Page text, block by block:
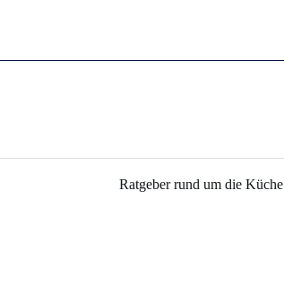
Ratgeber rund um die Küche